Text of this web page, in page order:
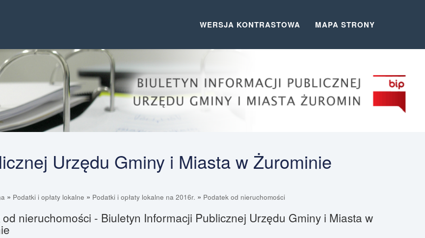
WERSJA KONTRASTOWA MAPA STRONY
Urzędu Gminy i Miasta w Żurominie
» Podatki i opłaty lokalne » Podatki i opłaty lokalne na 2016r. » Podatek od nieruchomości
od nieruchomości - Biuletyn Informacji Publicznej Urzędu Gminy i Miasta w